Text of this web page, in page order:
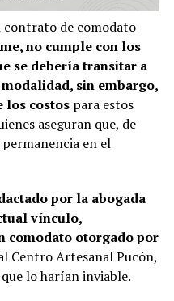
de comodato
no cumple con los
se debería transitar a
sin embargo,
los costospara estos
aseguran que, de
en el
por la abogada
vínculo,
comodato otorgado por
Centro Artesanal Pucón,
lo harían inviable.